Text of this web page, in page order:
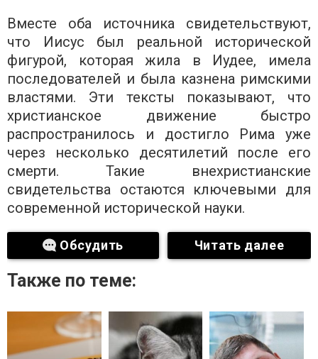
Вместе оба источника свидетельствуют,
что Иисус был реальной исторической
фигурой, которая жила в Иудее, имела
последователей и была казнена римскими
властями. Эти тексты показывают, что
христианское движение быстро
распространилось и достигло Рима уже
через несколько десятилетий после его
смерти. Такие внехристианские
свидетельства остаются ключевыми для
современной исторической науки.
Обсудить Читать далее
Также по теме: